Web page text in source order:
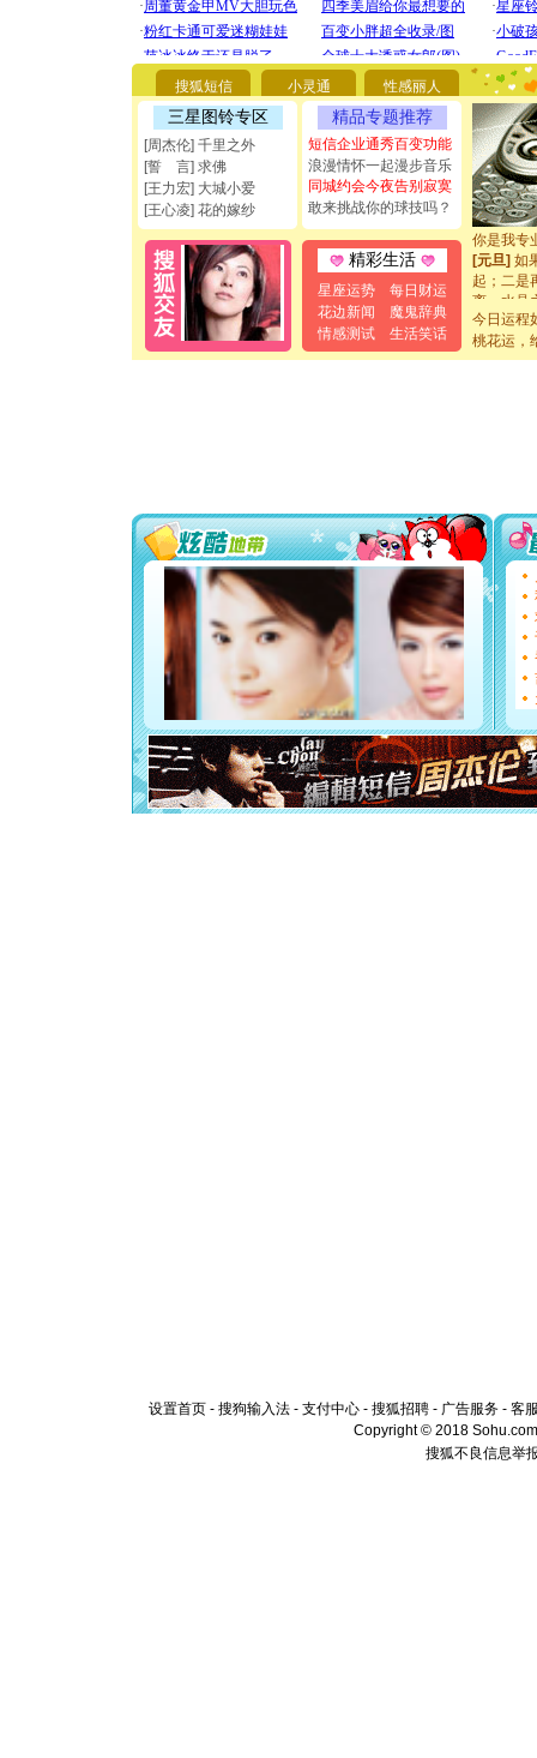
搜狐短信 小灵通 性感丽人
三星图铃专区
[周杰伦] 千里之外
[誓 言] 求佛
[王力宏] 大城小爱
[王心凌] 花的嫁纱
精品专题推荐
短信企业通秀百变功能
浪漫情怀一起漫步音乐
同城约会今夜告别寂寞
敢来挑战你的球技吗？
精彩生活
星座运势
每日财运
花边新闻
魔鬼辞典
情感测试
生活笑话
[圣诞节]
你太多
要平安！
[圣诞节]
能正大
都要快乐
[圣诞节]
如意,快
[元旦]看
断电。爱
你是我专
[元旦]如
起；二是
离。水晶
[元旦]当
泣，这痛
你太多，
要平安
[圣诞节]
能正大
都要快乐
[圣诞节]
如意,快
[元旦]
看
断电。
你是我
[元旦]
起；二是
离。水晶
[元旦]当
泣，这痛
今日运程
桃花运，
设置首页 - 搜狗输入法 - 支付中心 - 搜狐招聘 - 广告服务 - 客
Copyright © 2018
搜狐不良信息举